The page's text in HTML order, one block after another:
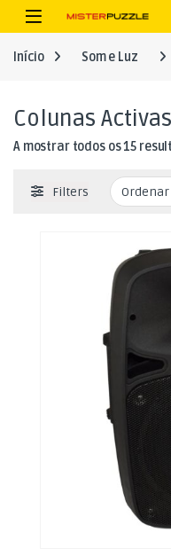
Skip to navigation
Skip to content
Open
Início Som e Luz
Colunas Activas
A mostrar todos os 15
Filters